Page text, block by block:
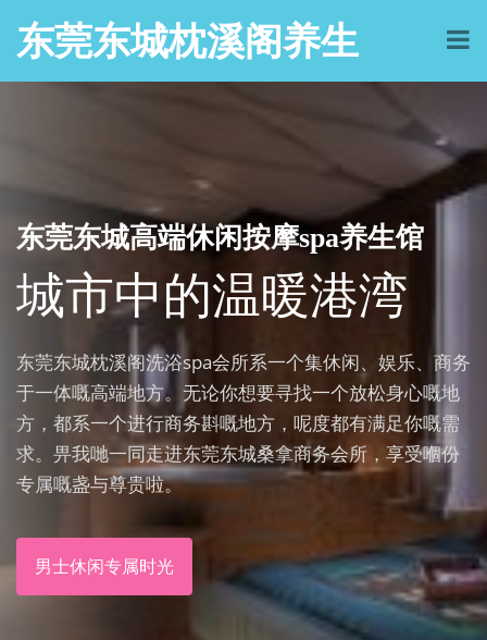
东莞东城枕溪阁养生
东莞东城高端休闲按摩spa养生馆
城市中的温暖港湾
东莞东城枕溪阁洗浴spa会所系一个集休闲、娱乐、商务
于一体嘅高端地方。无论你想要寻找一个放松身心嘅地
方，都系一个进行商务斟嘅地方，呢度都有满足你嘅需
求。畀我哋一同走进东莞东城桑拿商务会所，享受嗰份
专属嘅盏与尊贵啦。
男士休闲专属时光